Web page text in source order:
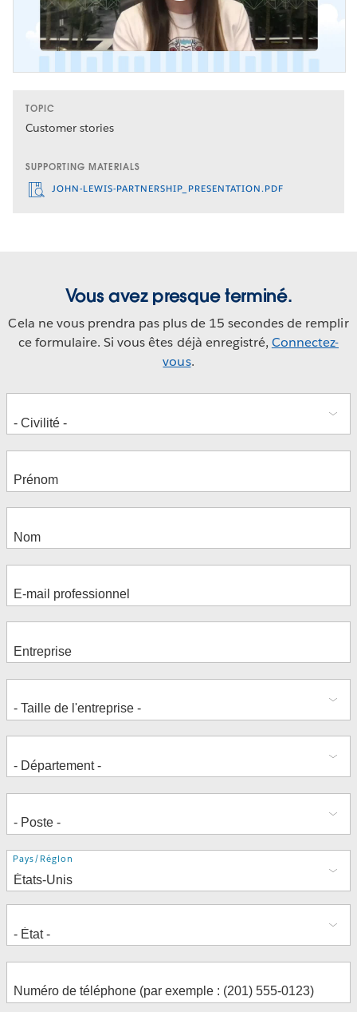
TOPIC
Customer stories
SUPPORTING MATERIALS
JOHN-LEWIS-PARTNERSHIP_PRESENTATION.PDF
Vous avez presque terminé.
Cela ne vous prendra pas plus de 15 secondes de remplir
ce formulaire. Si vous êtes déjà enregistré, Connectez-
vous.
Adresse
Pays/Région